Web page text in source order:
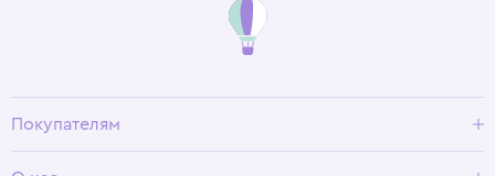
Покупателям